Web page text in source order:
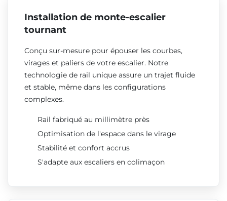
Installation de monte-escalier
tournant
Conçu sur-mesure pour épouser les courbes,
virages et paliers de votre escalier. Notre
technologie de rail unique assure un trajet fluide
et stable, même dans les configurations
complexes.
Rail fabriqué au millimètre près
Optimisation de l'espace dans le virage
Stabilité et confort accrus
S'adapte aux escaliers en colimaçon